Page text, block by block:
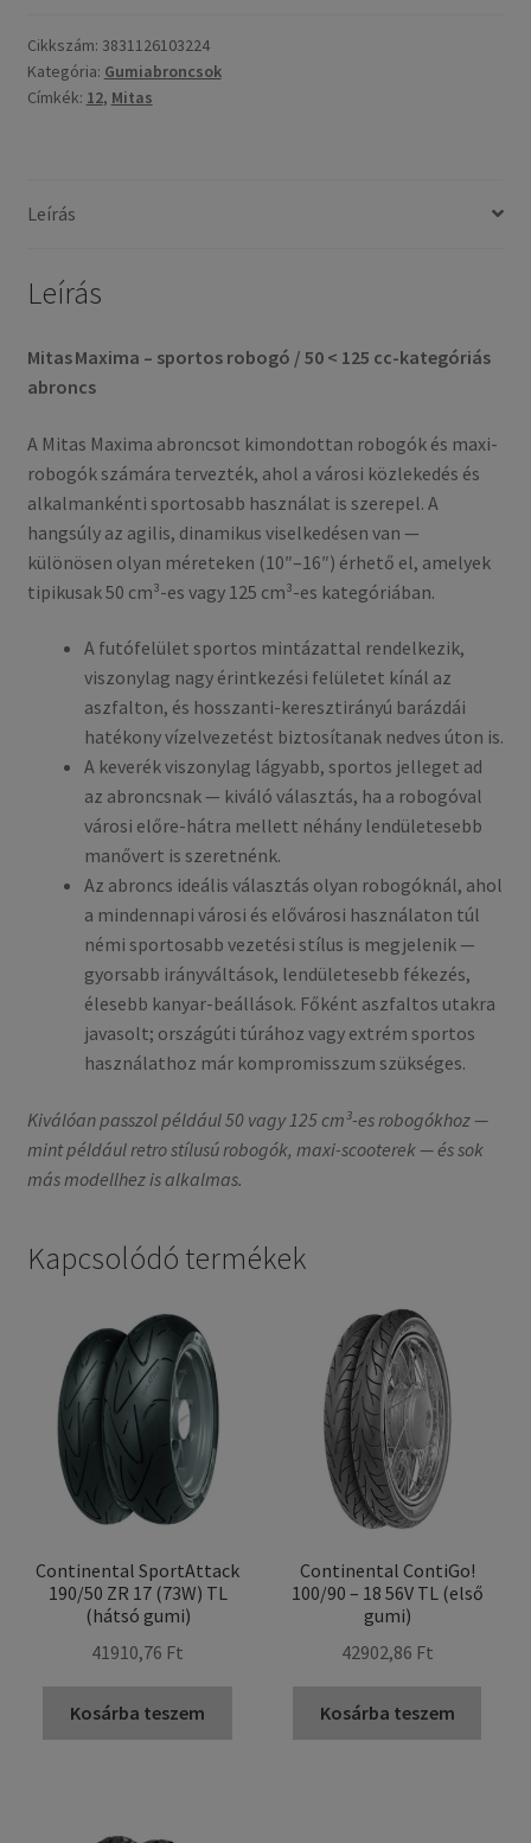
-
12
62P
Cikkszám: 3831126103224
Kategória: Gumiabroncsok
Címkék: 12, Mitas
Leírás
Leírás
Mitas Maxima – sportos robogó / 50 < 125 cc-kategóriás
abroncs
A Mitas Maxima abroncsot kimondottan robogók és maxi-
robogók számára tervezték, ahol a városi közlekedés és
alkalmankénti sportosabb használat is szerepel. A
hangsúly az agilis, dinamikus viselkedésen van —
különösen olyan méreteken (10″–16″) érhető el, amelyek
tipikusak 50 cm³-es vagy 125 cm³-es kategóriában.
A futófelület sportos mintázattal rendelkezik,
viszonylag nagy érintkezési felületet kínál az
aszfalton, és hosszanti-keresztirányú barázdái
hatékony vízelvezetést biztosítanak nedves úton is.
A keverék viszonylag lágyabb, sportos jelleget ad
az abroncsnak — kiváló választás, ha a robogóval
városi előre-hátra mellett néhány lendületesebb
manővert is szeretnénk.
Az abroncs ideális választás olyan robogóknál, ahol
a mindennapi városi és elővárosi használaton túl
némi sportosabb vezetési stílus is megjelenik —
gyorsabb irányváltások, lendületesebb fékezés,
élesebb kanyar-beállások. Főként aszfaltos utakra
javasolt; országúti túrához vagy extrém sportos
használathoz már kompromisszum szükséges.
Kiválóan passzol például 50 vagy 125 cm³-es robogókhoz —
mint például retro stílusú robogók, maxi-scooterek — és sok
más modellhez is alkalmas.
Kapcsolódó termékek
Continental SportAttack
190/50 ZR 17 (73W) TL
(hátsó gumi)
41910,76 Ft
Kosárba teszem
Continental ContiGo!
100/90 – 18 56V TL (első
gumi)
42902,86 Ft
Kosárba teszem